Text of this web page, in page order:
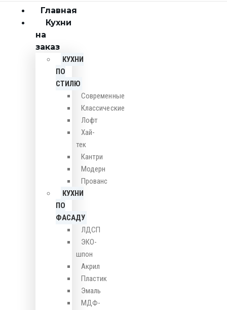
Главная
Кухни
на
заказ
КУХНИ
ПО
СТИЛЮ
Cовременные
Классические
Лофт
Хай-
тек
Кантри
Модерн
Прованс
КУХНИ
ПО
ФАСАДУ
ЛДСП
ЭКО-
шпон
Акрил
Пластик
Эмаль
МДФ-